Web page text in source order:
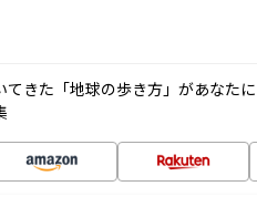
てきた「地球の歩き方」があなた